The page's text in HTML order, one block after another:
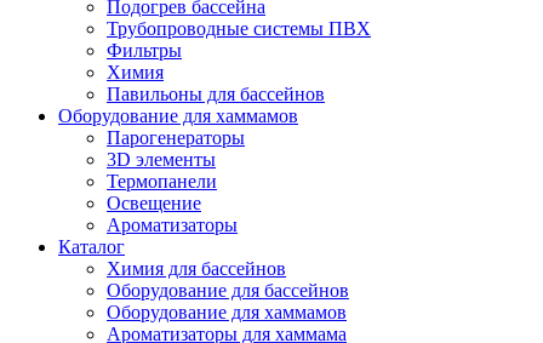
Подогрев бассейна
Трубопроводные системы ПВХ
Фильтры
Химия
Павильоны для бассейнов
Оборудование для хаммамов
Парогенераторы
3D элементы
Термопанели
Освещение
Ароматизаторы
Каталог
Химия для бассейнов
Оборудование для бассейнов
Оборудование для хаммамов
Ароматизаторы для хаммама